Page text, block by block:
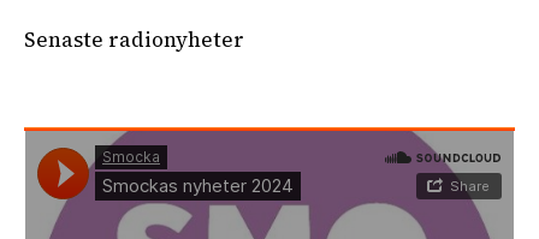
Senaste radionyheter